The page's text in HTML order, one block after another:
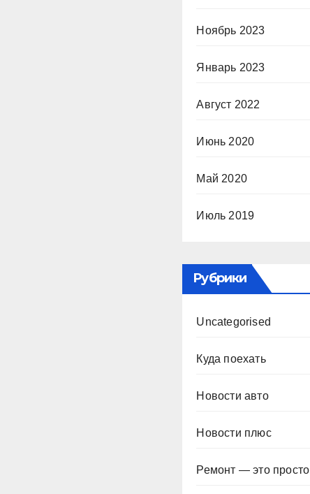
Ноябрь 2023
Январь 2023
Август 2022
Июнь 2020
Май 2020
Июль 2019
Рубрики
Uncategorised
Куда поехать
Новости авто
Новости плюс
Ремонт — это просто